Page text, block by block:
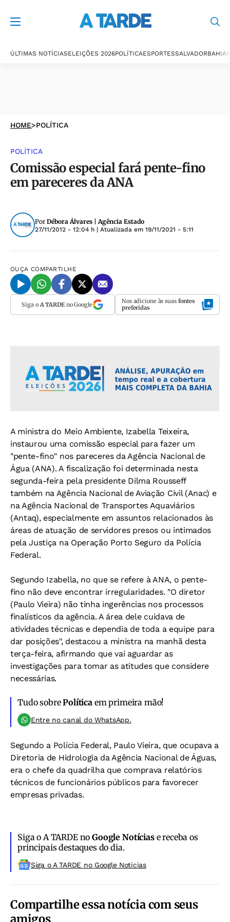
ÚLTIMAS NOTÍCIASELEIÇÕES 2026POLÍTICAESPORTESSALVADORBAHIA
HOME>POLÍTICA
POLÍTICA
Comissão especial fará pente-fino
em pareceres da ANA
Por Débora Álvares | Agência Estado
27/11/2012 - 12:04 h | Atualizada em 19/11/2021 - 5:11
OUÇA COMPARTILHE
Siga o A TARDEno Google Nos adicione às suas fontes
preferidas
A ministra do Meio Ambiente, Izabella Teixeira,
instaurou uma comissão especial para fazer um
"pente-fino" nos pareceres da Agência Nacional de
Água (ANA). A fiscalização foi determinada nesta
segunda-feira pela presidente Dilma Rousseff
também na Agência Nacional de Aviação Civil (Anac) e
na Agência Nacional de Transportes Aquaviários
(Antaq), especialmente em assuntos relacionados às
áreas de atuação de servidores presos ou intimados
pela Justiça na Operação Porto Seguro da Polícia
Federal.
Segundo Izabella, no que se refere à ANA, o pente-
fino não deve encontrar irregularidades. "O diretor
(Paulo Vieira) não tinha ingerências nos processos
finalísticos da agência. A área dele cuidava de
atividades técnicas e dependia de toda a equipe para
dar posições", destacou a ministra na manhã desta
terça-feira, afirmando que vai aguardar as
investigações para tomar as atitudes que considere
necessárias.
Tudo sobrePolítica em primeira mão!
Entre no canal do WhatsApp.
Segundo a Polícia Federal, Paulo Vieira, que ocupava a
Diretoria de Hidrologia da Agência Nacional de Águas,
era o chefe da quadrilha que comprava relatórios
técnicos de funcionários públicos para favorecer
empresas privadas.
Siga o A TARDE noGoogle Notíciase receba os
principais destaques do dia.
Siga o A TARDE no Google Noticias
Compartilhe essa notícia com seus
amigos